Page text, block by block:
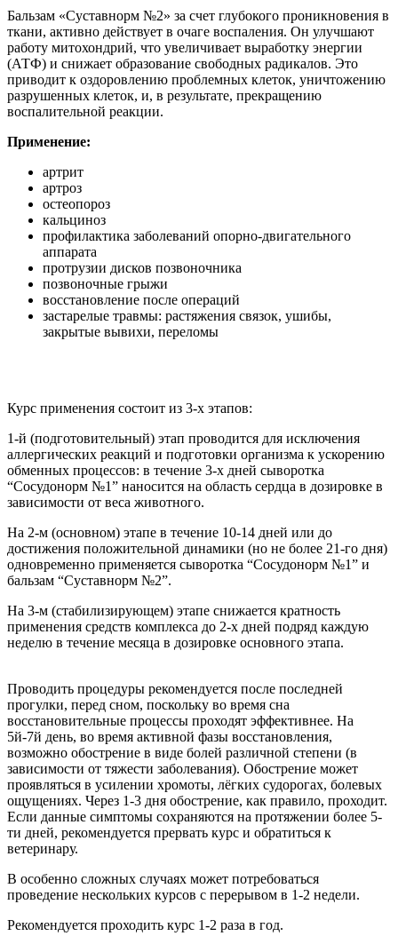
Бальзам «Суставнорм №2» за счет глубокого проникновения в
ткани, активно действует в очаге воспаления. Он улучшают
работу митохондрий, что увеличивает выработку энергии
(АТФ) и снижает образование свободных радикалов. Это
приводит к оздоровлению проблемных клеток, уничтожению
разрушенных клеток, и, в результате, прекращению
воспалительной реакции.
Применение:
артрит
артроз
остеопороз
кальциноз
профилактика заболеваний опорно-двигательного
аппарата
протрузии дисков позвоночника
позвоночные грыжи
восстановление после операций
застарелые травмы: растяжения связок, ушибы,
закрытые вывихи, переломы
Курс применения состоит из 3-х этапов:
1-й (подготовительный) этап проводится для исключения
аллергических реакций и подготовки организма к ускорению
обменных процессов: в течение 3-х дней сыворотка
“Сосудонорм №1” наносится на область сердца в дозировке в
зависимости от веса животного.
На 2-м (основном) этапе в течение 10-14 дней или до
достижения положительной динамики (но не более 21-го дня)
одновременно применяется сыворотка “Сосудонорм №1” и
бальзам “Суставнорм №2”.
На 3-м (стабилизирующем) этапе снижается кратность
применения средств комплекса до 2-х дней подряд каждую
неделю в течение месяца в дозировке основного этапа.
Проводить процедуры рекомендуется после последней
прогулки, перед сном, поскольку во время сна
восстановительные процессы проходят эффективнее. На
5й-7й день, во время активной фазы восстановления,
возможно обострение в виде болей различной степени (в
зависимости от тяжести заболевания). Обострение может
проявляться в усилении хромоты, лёгких судорогах, болевых
ощущениях. Через 1-3 дня обострение, как правило, проходит.
Если данные симптомы сохраняются на протяжении более 5-
ти дней, рекомендуется прервать курс и обратиться к
ветеринару.
В особенно сложных случаях может потребоваться
проведение нескольких курсов с перерывом в 1-2 недели.
Рекомендуется проходить курс 1-2 раза в год.